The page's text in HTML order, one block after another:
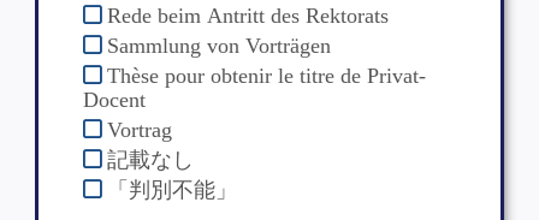
Rede beim Antritt des Rektorats
Sammlung von Vorträgen
Thèse pour obtenir le titre de Privat-
Docent
Vortrag
記載なし
「判別不能」